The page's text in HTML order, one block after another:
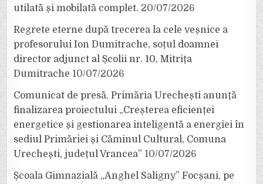
utilată și mobilată complet. 20/07/2026
Regrete eterne după trecerea la cele veșnice a
profesorului Ion Dumitrache, soțul doamnei
director adjunct al Școlii nr. 10, Mitrița
Dumitrache 10/07/2026
Comunicat de presă. Primăria Urechești anunță
finalizarea proiectului „Creșterea eficienței
energetice și gestionarea inteligentă a energiei în
sediul Primăriei și Căminul Cultural, Comuna
Urechești, județul Vrancea” 10/07/2026
Școala Gimnazială „Anghel Saligny” Focșani, pe